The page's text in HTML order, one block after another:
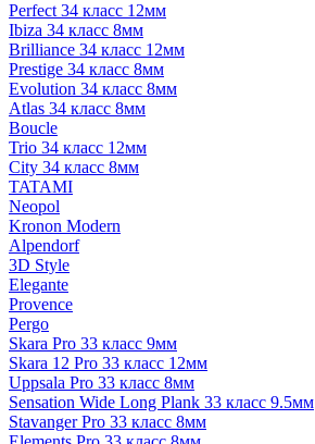
Perfect 34 класс 12мм
Ibiza 34 класс 8мм
Brilliance 34 класс 12мм
Prestige 34 класс 8мм
Evolution 34 класс 8мм
Atlas 34 класс 8мм
Boucle
Trio 34 класс 12мм
City 34 класс 8мм
TATAMI
Neopol
Kronon Modern
Alpendorf
3D Style
Elegante
Provence
Pergo
Skara Pro 33 класс 9мм
Skara 12 Pro 33 класс 12мм
Uppsala Pro 33 класс 8мм
Sensation Wide Long Plank 33 класс 9.5мм
Stavanger Pro 33 класс 8мм